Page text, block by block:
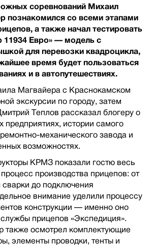
соревнований Михаил
познакомился со всеми этапами
а также начал тестировать
11934 Евро» — модель с
для перевозки квадроцикла,
время будет пользоваться
и в автопутешествиях.
Магвайера с Краснокамском
экскурсии по городу, затем
Теплов рассказал блогеру о
предприятиях, истории самого
механического завода и
возможностях.
КРМЗ показали гостю весь
производства прицепов: от
сварки до подключения
внимание уделили процессу
конструкции — именно оно
прицепов «Экспедиция».
также осмотрел комплектующие
элементы проводки, тенты и